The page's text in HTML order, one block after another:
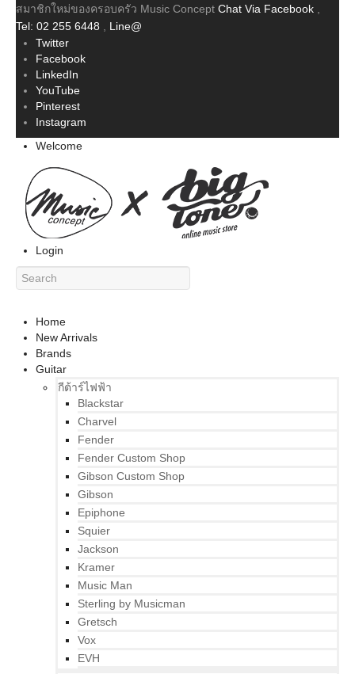
สมาชิกใหม่ของครอบครัว Music Concept Chat Via Facebook
Tel: 02 255 6448
Line@
Twitter
Facebook
LinkedIn
YouTube
Pinterest
Instagram
Welcome
Login
Home
New Arrivals
Brands
Guitar
กีต้าร์ไฟฟ้า
Blackstar
Charvel
Fender
Fender Custom Shop
Gibson Custom Shop
Gibson
Epiphone
Squier
Jackson
Kramer
Music Man
Sterling by Musicman
Gretsch
Vox
EVH